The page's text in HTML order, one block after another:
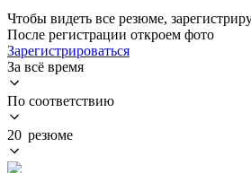
Чтобы видеть все резюме,
После регистрации откроем фото
Зарегистрироваться
За всё время
По соответствию
20 резюме